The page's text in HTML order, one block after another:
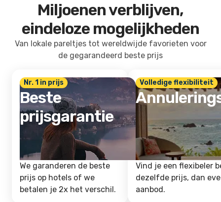
Miljoenen verblijven,
eindeloze mogelijkheden
Van lokale pareltjes tot wereldwijde favorieten voor
de gegarandeerd beste prijs
Nr. 1 in prijs
Beste
prijsgarantie
We garanderen de beste
prijs op hotels of we
betalen je 2x het verschil.
Volledige flexibiliteit
Vind je een flexibeler
dezelfde prijs, dan
aanbod.